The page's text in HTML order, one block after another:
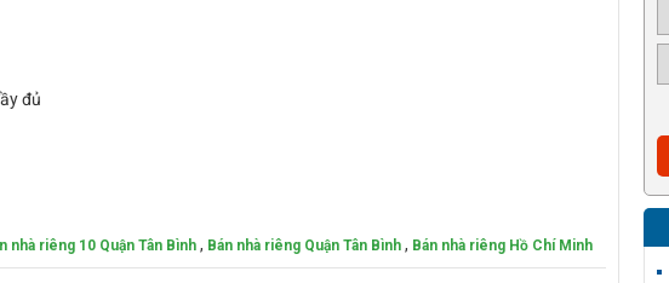
đủ
nhà riêng 10 Quận Tân Bình , Bán nhà riêng Quận Tân Bình , Bán nhà riêng Hồ Chí Minh